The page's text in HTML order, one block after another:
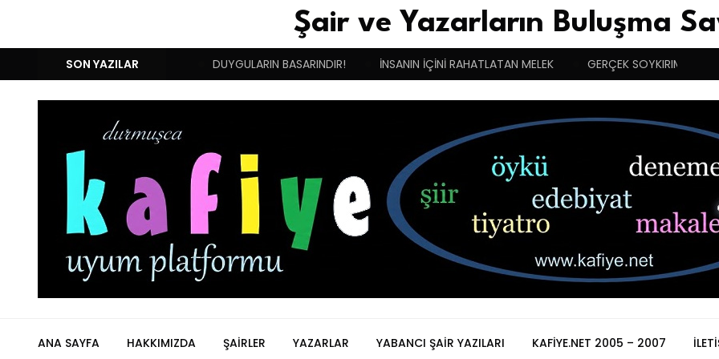
Şair ve Yazarların Buluşma
SON YAZILAR
İKİNCİ DOĞUM GÜNÜM! DUYGULARIN BASARINDIR! İNSANIN İÇİNİ RAHATLATAN MELEK GERÇEK SOYKIRIMCI
ANA SAYFA HAKKIMIZDA ŞAIRLER YAZARLAR YABANCI ŞAIR YAZILARI KAFIYE.NET 2005 – 2007